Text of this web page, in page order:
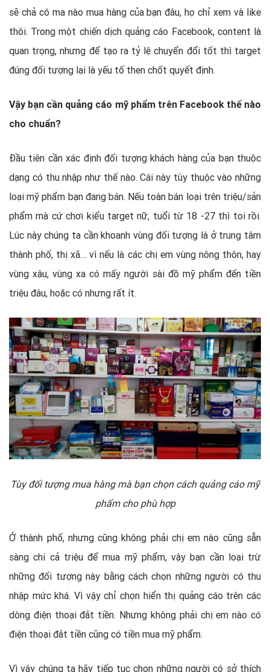
sẽ chả có ma nào mua hàng của bạn đâu, họ chỉ xem và like
thôi. Trong một chiến dịch quảng cáo Facebook, content là
quan trọng, nhưng để tạo ra tỷ lệ chuyển đổi tốt thì target
đúng đối tượng lại là yếu tố then chốt quyết định.
Vậy bạn cần quảng cáo mỹ phẩm trên Facebook thế nào
cho chuẩn?
Đầu tiên cần xác định đối tượng khách hàng của bạn thuộc
dạng có thu nhập như thế nào. Cái này tùy thuộc vào những
loại mỹ phẩm bạn đang bán. Nếu toàn bán loại trên triệu/sản
phẩm mà cứ chơi kiểu target nữ, tuổi từ 18 -27 thì toi rồi.
Lúc này chúng ta cần khoanh vùng đối tượng là ở trung tâm
thành phố, thị xã… vì nếu là các chị em vùng nông thôn, hay
vùng xâu, vùng xa có mấy người sài đồ mỹ phẩm đến tiền
triệu đâu, hoặc có nhưng rất ít.
Tùy đối tượng mua hàng mà bạn chọn cách quảng cáo mỹ
phẩm cho phù hợp
Ở thành phố, nhưng cũng không phải chị em nào cũng sẵn
sàng chi cả triệu để mua mỹ phẩm, vậy bạn cần loại trừ
những đối tượng này bằng cách chọn những người có thu
nhập mức khá. Vì vậy chỉ chọn hiển thị quảng cáo trên các
dòng điện thoại đắt tiền. Nhưng không phải chị em nào có
điện thoại đắt tiền cũng có tiền mua mỹ phẩm.
Vì vậy chúng ta hãy tiếp tục chọn những người có sở thích